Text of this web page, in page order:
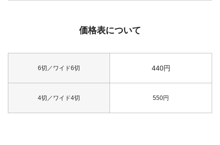
価格表について
6切／ワイド6切 440円
4切／ワイド4切 550円